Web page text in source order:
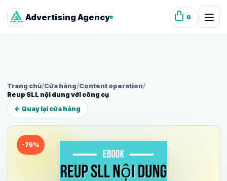
Advertising Agency 0
Trang chủ/Cửa hàng/Content operation/
Reup SLL nội dung với công cụ
← Quay lại cửa hàng
-75%